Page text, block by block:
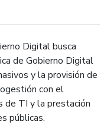
Digital busca
de Gobierno Digital
y la provisión de
con el
de TI y la prestación
públicas.